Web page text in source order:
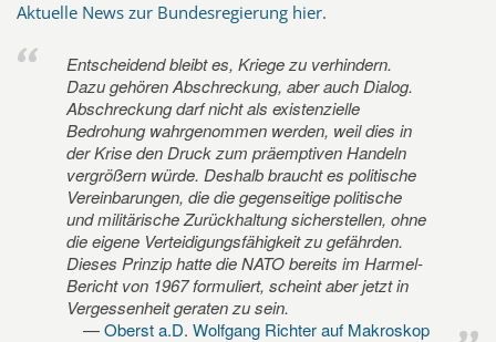
Aktuelle News zur Bundesregierung hier.
Entscheidend bleibt es, Kriege zu verhindern.
Dazu gehören Abschreckung, aber auch Dialog.
Abschreckung darf nicht als existenzielle
Bedrohung wahrgenommen werden, weil dies in
der Krise den Druck zum präemptiven Handeln
vergrößern würde. Deshalb braucht es politische
Vereinbarungen, die die gegenseitige politische
und militärische Zurückhaltung sicherstellen, ohne
die eigene Verteidigungsfähigkeit zu gefährden.
Dieses Prinzip hatte die NATO bereits im Harmel-
Bericht von 1967 formuliert, scheint aber jetzt in
Vergessenheit geraten zu sein.
Oberst a.D. Wolfgang Richter auf Makroskop